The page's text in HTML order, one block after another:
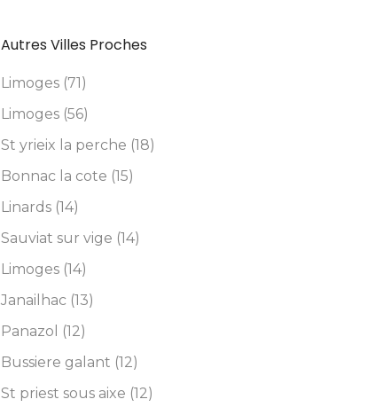
Autres Villes Proches
Limoges (71)
Limoges (56)
St yrieix la perche (18)
Bonnac la cote (15)
Linards (14)
Sauviat sur vige (14)
Limoges (14)
Janailhac (13)
Panazol (12)
Bussiere galant (12)
St priest sous aixe (12)